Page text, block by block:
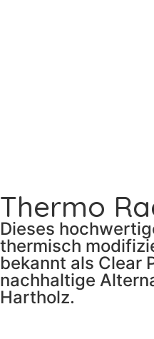
Thermo
Dieses
thermisch
bekannt als Clear
nachhaltige
Hartholz.